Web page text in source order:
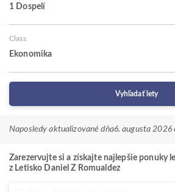
1 Dospelí
Class
Ekonomika
Vyhľadať lety
Naposledy aktualizované dňa6. augusta
Zarezervujte si a získajte najlepšie ponuky
z Letisko Daniel Z Romualdez